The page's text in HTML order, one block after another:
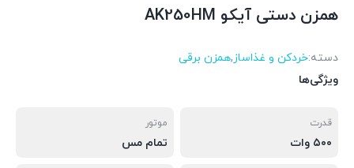
همزن دستی آیکو AK250HM
دسته:خردکن و غذاساز,همزن برقی
ویژگی‌ها
قدرت
۵۰۰ وات
موتور
تمام مس